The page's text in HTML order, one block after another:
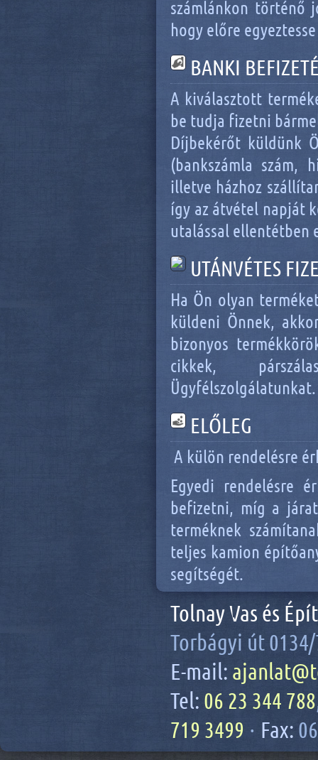
számlánkon történő
hogy előre
BANKI
A kiválasztott
be tudja fizetni
Díjbekérőt küldünk
(bankszámla szám,
illetve házhoz
így az átvétel napját
utalással ellentétben
UTÁNVÉTES
Ha Ön olyan
küldeni Önnek,
bizonyos
cikkek,
Ügyfélszolgálatunkat.
ELŐLEG
A külön rendelésre
Egyedi rendelésre
befizetni, míg a
terméknek
teljes kamion
segítségét.
Tolnay Vas és
Torbágyi út
E-mail:
Tel: 06 23 344 788
719 3499 · Fax: